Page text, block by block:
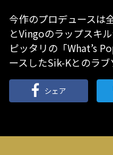
今作のプロデュースは
とVingoのラップスキ
ピッタリの「What’s
ースしたSik-Kとのラブ
シェア